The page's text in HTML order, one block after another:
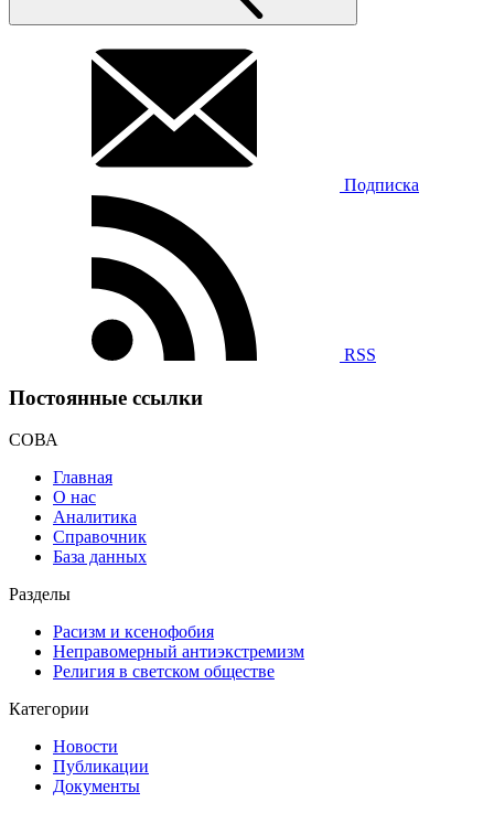
Подписка
RSS
Постоянные ссылки
СОВА
Главная
О нас
Аналитика
Справочник
База данных
Разделы
Расизм и ксенофобия
Неправомерный антиэкстремизм
Религия в светском обществе
Категории
Новости
Публикации
Документы